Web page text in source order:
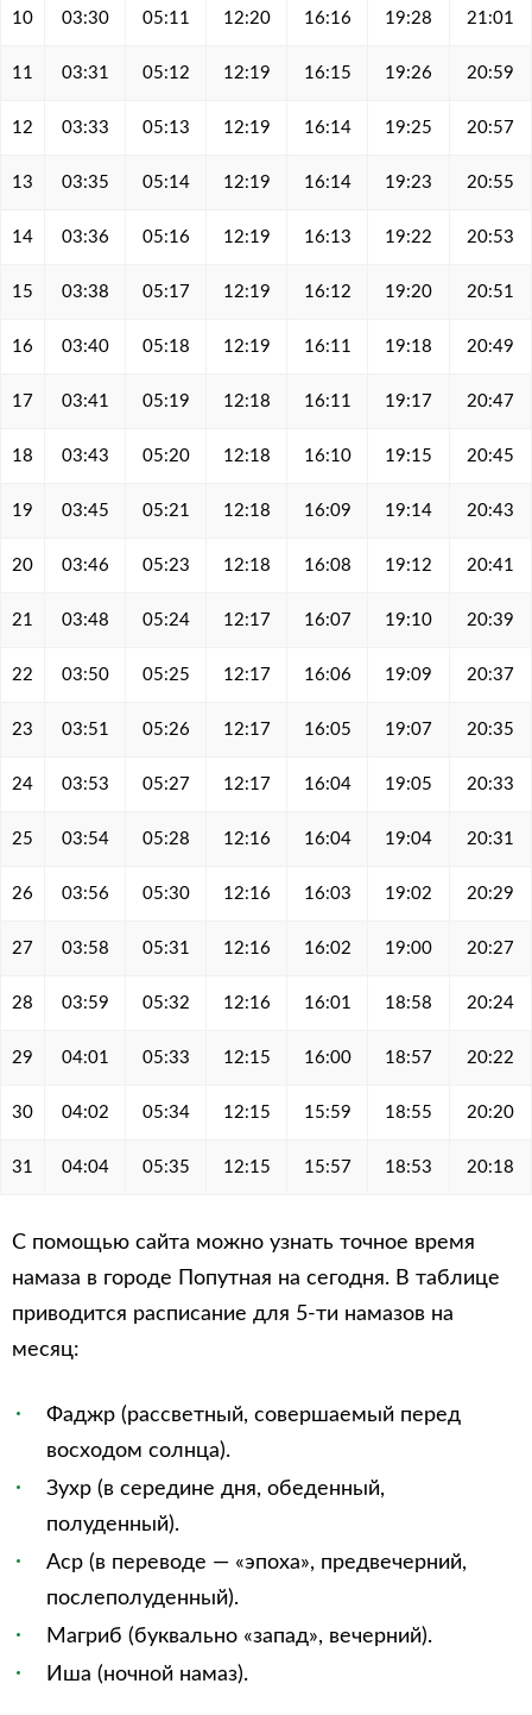
10 03:30 05:11 12:20 16:16 19:28 21:01
11 03:31 05:12 12:19 16:15 19:26 20:59
12 03:33 05:13 12:19 16:14 19:25 20:57
13 03:35 05:14 12:19 16:14 19:23 20:55
14 03:36 05:16 12:19 16:13 19:22 20:53
15 03:38 05:17 12:19 16:12 19:20 20:51
16 03:40 05:18 12:19 16:11 19:18 20:49
17 03:41 05:19 12:18 16:11 19:17 20:47
18 03:43 05:20 12:18 16:10 19:15 20:45
19 03:45 05:21 12:18 16:09 19:14 20:43
20 03:46 05:23 12:18 16:08 19:12 20:41
21 03:48 05:24 12:17 16:07 19:10 20:39
22 03:50 05:25 12:17 16:06 19:09 20:37
23 03:51 05:26 12:17 16:05 19:07 20:35
24 03:53 05:27 12:17 16:04 19:05 20:33
25 03:54 05:28 12:16 16:04 19:04 20:31
26 03:56 05:30 12:16 16:03 19:02 20:29
27 03:58 05:31 12:16 16:02 19:00 20:27
28 03:59 05:32 12:16 16:01 18:58 20:24
29 04:01 05:33 12:15 16:00 18:57 20:22
30 04:02 05:34 12:15 15:59 18:55 20:20
31 04:04 05:35 12:15 15:57 18:53 20:18
С помощью сайта можно узнать точное время
намаза в городе Попутная на сегодня. В таблице
приводится расписание для 5-ти намазов на
месяц:
Фаджр (рассветный, совершаемый перед
восходом солнца).
Зухр (в середине дня, обеденный,
полуденный).
Аср (в переводе — «эпоха», предвечерний,
послеполуденный).
Магриб (буквально «запад», вечерний).
Иша (ночной намаз).